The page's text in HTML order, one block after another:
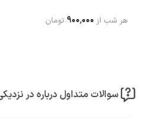
هر شب از ۹۰۰٬۰۰۰ تومان
سوالات متداول درباره در